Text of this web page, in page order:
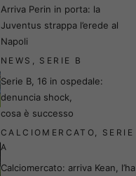
Arriva Perin in porta: la
Juventus strappa l’erede al
Napoli
NEWS , SERIE B
Serie B, 16 in ospedale:
denuncia shock,
cosa è successo
CALCIOMERCATO, SERIE
A
Calciomercato: arriva Kean, l’ha